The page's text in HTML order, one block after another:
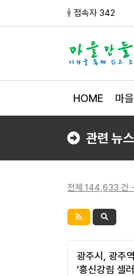
접속자 342
HOME 마
관련 뉴스
전체 144,633 건
광주시, 광주
'흥신강림 셀